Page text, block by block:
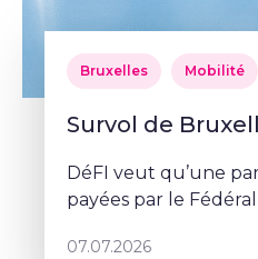
Bruxelles Mobilité
Survol de
DéFI veut qu’une
payées par le
07.07.2026